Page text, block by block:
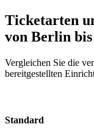
Ticketarten
von Berlin
Vergleichen Sie die
bereitgestellten
Standard